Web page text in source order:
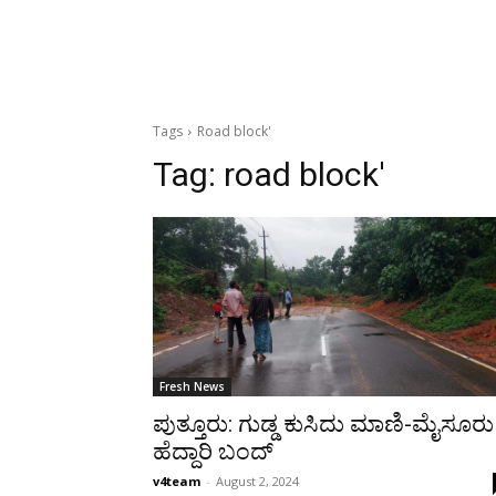
Tags Road block'
Tag: road block'
Fresh News
ಪುತ್ತೂರು: ಗುಡ್ಡ ಕುಸಿದು ಮಾಣಿ-ಮೈಸೂರು
ಹೆದ್ದಾರಿ ಬಂದ್
v4team - August 2, 2024